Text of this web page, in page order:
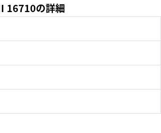
16710の詳細